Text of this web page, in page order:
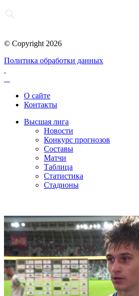
© Copyright 2026
Политика обработки данных
О сайте
Контакты
Высшая лига
Новости
Конкурс прогнозов
Составы
Матчи
Таблица
Статистика
Стадионы